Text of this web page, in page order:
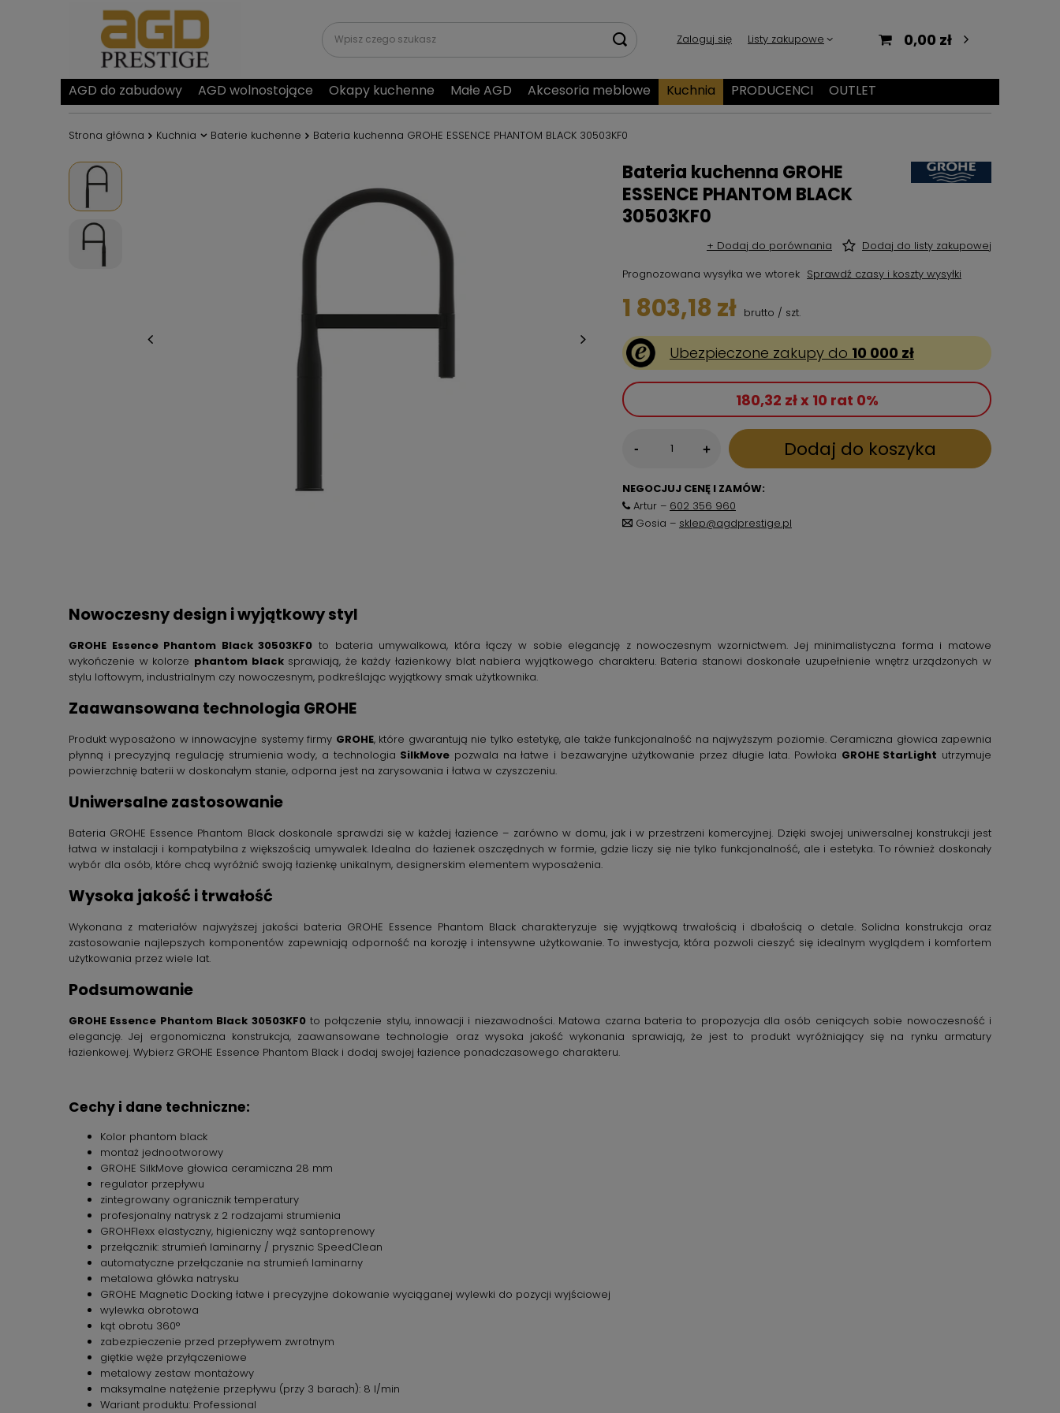
Zaloguj się Listy zakupowe 0,00 zł
AGD do zabudowy AGD wolnostojące Okapy kuchenne Małe AGD Akcesoria meblowe Kuchnia PRODUCENCI OUTLET
Strona główna Kuchnia Baterie kuchenne Bateria kuchenna GROHE ESSENCE PHANTOM BLACK 30503KF0
Bateria kuchenna GROHE
ESSENCE PHANTOM BLACK
30503KF0
+ Dodaj do porównania
Dodaj do listy zakupowej
Prognozowana wysyłka we wtorek Sprawdź czasy i koszty wysyłki
1 803,18 zł brutto / szt.
Ubezpieczone zakupy do 10 000 zł
180,32 zł x 10 rat 0%
- + Dodaj do koszyka
NEGOCJUJ CENĘ I ZAMÓW:
Artur – 602 356 960
Gosia – sklep@agdprestige.pl
Nowoczesny design i wyjątkowy styl
GROHE Essence Phantom Black 30503KF0 to bateria umywalkowa, która łączy w sobie elegancję z nowoczesnym wzornictwem. Jej minimalistyczna forma i matowe
wykończenie w kolorze phantom blacksprawiają, że każdy łazienkowy blat nabiera wyjątkowego charakteru. Bateria stanowi doskonałe uzupełnienie wnętrz urządzonych w
stylu loftowym, industrialnym czy nowoczesnym, podkreślając wyjątkowy smak użytkownika.
Zaawansowana technologia GROHE
Produkt wyposażono w innowacyjne systemy firmy GROHE, które gwarantują nie tylko estetykę, ale także funkcjonalność na najwyższym poziomie. Ceramiczna głowica zapewnia
płynną i precyzyjną regulację strumienia wody, a technologia SilkMove pozwala na łatwe i bezawaryjne użytkowanie przez długie lata. Powłoka GROHE StarLight utrzymuje
powierzchnię baterii w doskonałym stanie, odporna jest na zarysowania i łatwa w czyszczeniu.
Uniwersalne zastosowanie
Bateria GROHE Essence Phantom Black doskonale sprawdzi się w każdej łazience – zarówno w domu, jak i w przestrzeni komercyjnej. Dzięki swojej uniwersalnej konstrukcji jest
łatwa w instalacji i kompatybilna z większością umywalek. Idealna do łazienek oszczędnych w formie, gdzie liczy się nie tylko funkcjonalność, ale i estetyka. To również doskonały
wybór dla osób, które chcą wyróżnić swoją łazienkę unikalnym, designerskim elementem wyposażenia.
Wysoka jakość i trwałość
Wykonana z materiałów najwyższej jakości bateria GROHE Essence Phantom Black charakteryzuje się wyjątkową trwałością i dbałością o detale. Solidna konstrukcja oraz
zastosowanie najlepszych komponentów zapewniają odporność na korozję i intensywne użytkowanie. To inwestycja, która pozwoli cieszyć się idealnym wyglądem i komfortem
użytkowania przez wiele lat.
Podsumowanie
GROHE Essence Phantom Black 30503KF0to połączenie stylu, innowacji i niezawodności. Matowa czarna bateria to propozycja dla osób ceniących sobie nowoczesność i
elegancję. Jej ergonomiczna konstrukcja, zaawansowane technologie oraz wysoka jakość wykonania sprawiają, że jest to produkt wyróżniający się na rynku armatury
łazienkowej. Wybierz GROHE Essence Phantom Black i dodaj swojej łazience ponadczasowego charakteru.
Cechy i dane techniczne:
Kolor phantom black
montaż jednootworowy
GROHE SilkMove głowica ceramiczna 28 mm
regulator przepływu
zintegrowany ogranicznik temperatury
profesjonalny natrysk z 2 rodzajami strumienia
GROHFlexx elastyczny, higieniczny wąż santoprenowy
przełącznik: strumień laminarny / prysznic SpeedClean
automatyczne przełączanie na strumień laminarny
metalowa główka natrysku
GROHE Magnetic Docking łatwe i precyzyjne dokowanie wyciąganej wylewki do pozycji wyjściowej
wylewka obrotowa
kąt obrotu 360°
zabezpieczenie przed przepływem zwrotnym
giętkie węże przyłączeniowe
metalowy zestaw montażowy
maksymalne natężenie przepływu (przy 3 barach): 8 l/min
Wariant produktu: Professional